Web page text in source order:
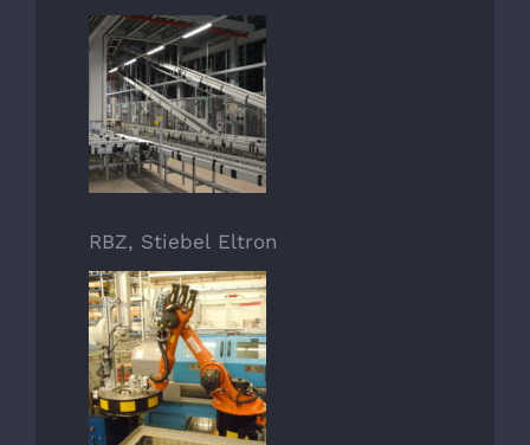
RBZ, Stiebel Eltron